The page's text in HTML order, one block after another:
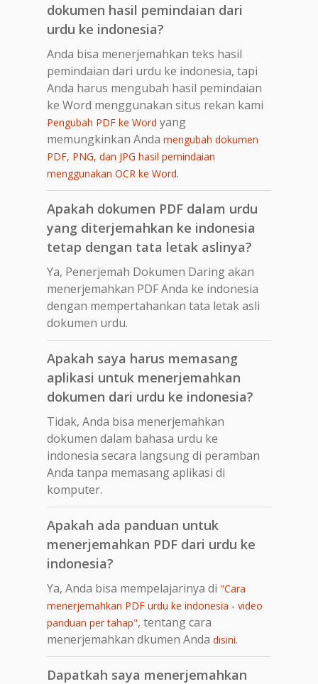
dokumen hasil pemindaian dari
urdu ke indonesia?
Anda bisa menerjemahkan teks hasil
pemindaian dari urdu ke indonesia, tapi
Anda harus mengubah hasil pemindaian
ke Word menggunakan situs rekan kami
Pengubah PDF ke Word yang
memungkinkan Anda mengubah dokumen
PDF, PNG, dan JPG hasil pemindaian
menggunakan OCR ke Word.
Apakah dokumen PDF dalam urdu
yang diterjemahkan ke indonesia
tetap dengan tata letak aslinya?
Ya, Penerjemah Dokumen Daring akan
menerjemahkan PDF Anda ke indonesia
dengan mempertahankan tata letak asli
dokumen urdu.
Apakah saya harus memasang
aplikasi untuk menerjemahkan
dokumen dari urdu ke indonesia?
Tidak, Anda bisa menerjemahkan
dokumen dalam bahasa urdu ke
indonesia secara langsung di peramban
Anda tanpa memasang aplikasi di
komputer.
Apakah ada panduan untuk
menerjemahkan PDF dari urdu ke
indonesia?
Ya, Anda bisa mempelajarinya di "Cara
menerjemahkan PDF urdu ke indonesia - video
panduan per tahap", tentang cara
menerjemahkan dkumen Anda disini.
Dapatkah saya menerjemahkan